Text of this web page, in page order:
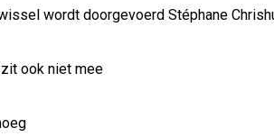
wordt doorgevoerd Stéphane
ook niet mee